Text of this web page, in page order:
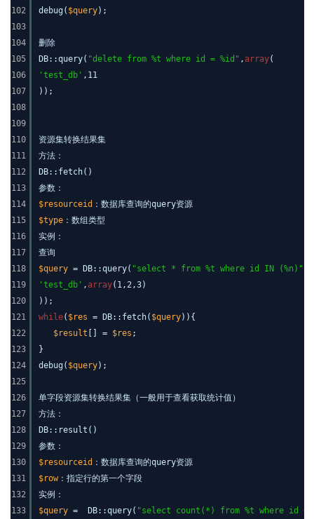
102
103
104
105
106
107
108
109
110
111
112
113
114
115
116
117
118
119
120
121
122
123
124
125
126
127
128
129
130
131
132
133
debug( $query);
删除
DB::query( "delete from %t where id = %id" , array(
'test_db' ,11
));
资源集转换结果集
方法：
DB::fetch()
参数：
$resourceid ：数据库查询的query资源
$type ：数组类型
实例：
查询
$query = DB::query( "select * from %t where id IN (%n)"
'test_db' , array(1,2,3)
));
while( $res = DB::fetch( $query)){
$result [] = $res ;
}
debug( $query);
单字段资源集转换结果集（一般用于查看获取统计值）
方法：
DB::result()
参数：
$resourceid ：数据库查询的query资源
$row：指定行的第一个字段
实例：
$query = DB::query( "select count(*) from %t where id <